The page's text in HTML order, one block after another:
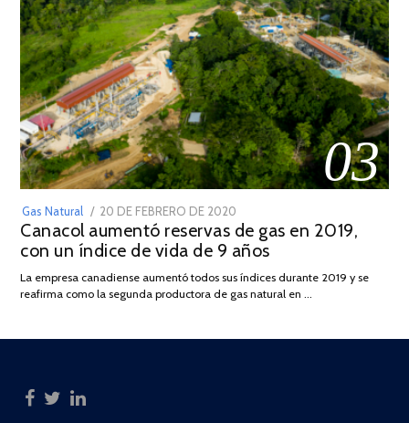
03
Gas Natural
POSTED
ON
20 DE FEBRERO DE 2020
DE
JULIO
2025
Canacol aumentó reservas de gas en 2019,
con un índice de vida de 9 años
La empresa canadiense aumentó todos sus índices durante 2019 y se
reafirma como la segunda productora de gas natural en …